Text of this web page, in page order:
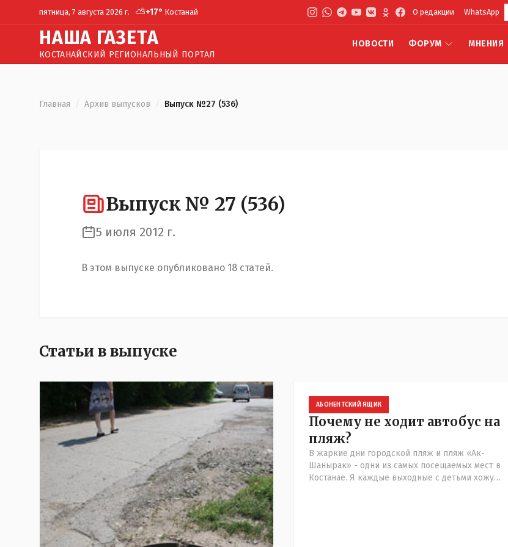
пятница, 7 августа 2026 г. ⛅+17° Костанай О редакции WhatsApp
НАША ГАЗЕТА
КОСТАНАЙСКИЙ РЕГИОНАЛЬНЫЙ ПОРТАЛ
НОВОСТИ ФОРУМ МНЕНИЯ
Главная / Архив выпусков / Выпуск №27 (536)
Выпуск № 27 (536)
5 июля 2012 г.
В этом выпуске опубликовано 18 статей.
Статьи в выпуске
АБОНЕНТСКИЙ ЯЩИК
Почему не ходит автобус на
пляж?
В жаркие дни городской пляж и пляж «Ак-
Шанырак» - одни из самых посещаемых мест в
Костанае. Я каждые выходные с детьми хожу